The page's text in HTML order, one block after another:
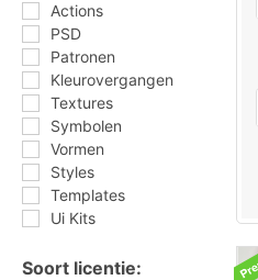
Actions
PSD
Patronen
Kleurovergangen
Textures
Symbolen
Vormen
Styles
Templates
Ui Kits
Soort licentie: